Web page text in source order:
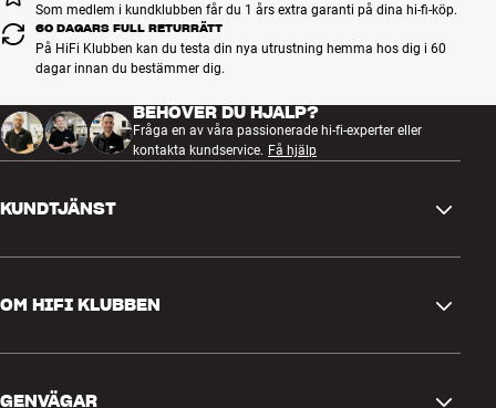
Som medlem i kundklubben får du 1 års extra garanti på dina hi-fi-köp.
60 DAGARS FULL RETURRÄTT
På HiFi Klubben kan du testa din nya utrustning hemma hos dig i 60
dagar innan du bestämmer dig.
BEHÖVER DU HJÄLP?
Fråga en av våra passionerade hi-fi-experter eller
kontakta kundservice. Få hjälp
KUNDTJÄNST
Retur och reklamation
Ångra beställning
OM HIFI KLUBBEN
GENVÄGAR